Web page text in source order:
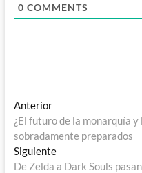
0 COMMENTS
Navegación
de
entradas
AnteriorEntrada
anterior:
¿El futuro de la monarquía
sobradamente preparados
SiguienteEntrada
siguiente:
De Zelda a Dark Souls